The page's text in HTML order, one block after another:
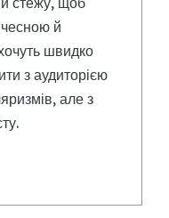
й
швидко
з аудиторією
але з